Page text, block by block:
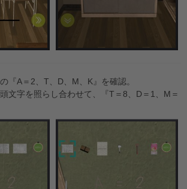
『A＝2、T、D、M、K』を確認。
文字を照らし合わせて、『T＝8、D＝1、M＝